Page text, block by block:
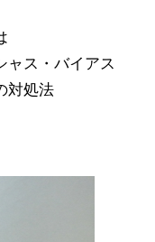
ャス・バイアス
対処法